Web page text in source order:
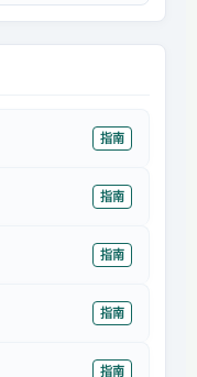
指南
指南
指南
指南
指南